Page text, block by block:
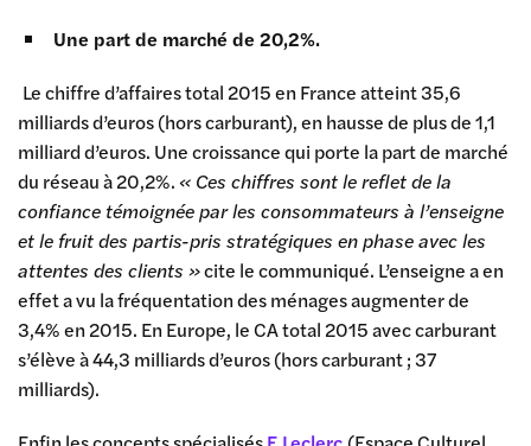
Une part de marché de 20,2%.
Le chiffre d’affaires total 2015 en France atteint 35,6
milliards d’euros (hors carburant), en hausse de plus de 1,1
milliard d’euros. Une croissance qui porte la part de marché
du réseau à 20,2%.« Ces chiffres sont le reflet de la
confiance témoignée par les consommateurs à l’enseigne
et le fruit des partis-pris stratégiques en phase avec les
attentes des clients »cite le communiqué. L’enseigne a en
effet a vu la fréquentation des ménages augmenter de
3,4% en 2015. En Europe, le CA total 2015 avec carburant
s’élève à 44,3 milliards d’euros (hors carburant ; 37
milliards).